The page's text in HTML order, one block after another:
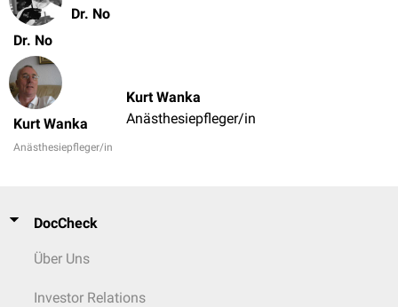
Dr. No
Dr. No
Kurt Wanka
Anästhesiepfleger/in
Kurt Wanka
Anästhesiepfleger/in
DocCheck
Über Uns
Investor Relations